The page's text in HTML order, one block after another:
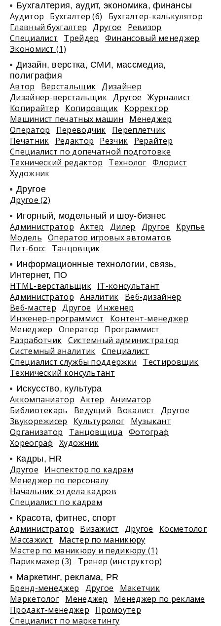
Бухгалтерия, аудит, экономика, финансы
Аудитор Бухгалтер (6)
Бухгалтер-калькулятор
Главный бухгалтер
Другое
Ревизор
Специалист
Трейдер
Финансовый менеджер
Экономист (1)
Дизайн, верстка, СМИ, массмедиа,
полиграфия
Автор Верстальщик Дизайнер
Дизайнер-верстальщик Другое
Журналист
Копирайтер
Копировщик
Корректор
Машинист печатных машин
Менеджер
Оператор
Переводчик
Переплетчик
Печатник
Редактор Резчик
Рерайтер
Специалист по допечатной подготовке
Технический редактор
Технолог Флорист
Художник
Другое
Другое (2)
Игорный, модельный и шоу-бизнес
Администратор Актер Дилер Другое
Крупье
Модель Оператор игровых автоматов
Пит-босс
Танцовщик
Информационные технологии, связь,
Интернет, ПО
HTML-верстальщик IT-консультант
Администратор
Аналитик
Веб-дизайнер
Веб-мастер
Другое
Инженер
Инженер-программист
Контент-менеджер
Менеджер
Оператор
Программист
Разработчик Системный администратор
Системный аналитик Специалист
Специалист службы поддержки
Тестировщик
Технический консультант
Искусство, культура
Аккомпаниатор Актер
Аниматор
Библиотекарь
Ведущий Вокалист
Другое
Звукорежисер
Культуролог
Музыкант
Организатор
Танцовщица
Фотограф
Хореограф
Художник
Кадры, HR
Другое
Инспектор по кадрам
Менеджер по персоналу
Начальник отдела кадров
Специалист по кадрам
Красота, фитнес, спорт
Администратор Визажист Другое
Косметолог
Массажист
Мастер по маникюру
Мастер по маникюру и педикюру (1)
Парикмахер (3)
Тренер (инструктор)
Маркетинг, реклама, PR
Бренд-менеджер Другое
Макетчик
Маркетолог Менеджер
Менеджер по рекламе
Продакт-менеджер
Промоутер
Специалист по маркетингу